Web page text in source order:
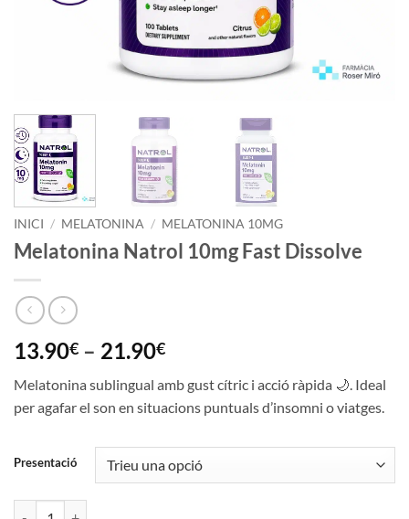
INICI / MELATONINA / MELATONINA 10MG
Melatonina Natrol 10mg Fast Dissolve
13.90€ – 21.90€Interval
preus:
13.90€
21.90€
Melatonina sublingual amb gust cítric i acció ràpida 🌙. Ideal
per agafar el son en situacions puntuals d’insomni o viatges.
Presentació